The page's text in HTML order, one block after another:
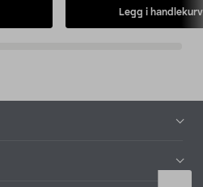
Legg i handlekurv